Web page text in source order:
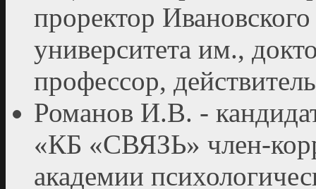
проректор
университета им.,
профессор,
Романов И.В. -
«КБ «СВЯЗЬ» член-
академии